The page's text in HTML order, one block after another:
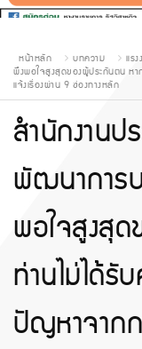
หน้าหลัก บทความ แรง
พึงพอใจสูงสุดของผู้ประกันตน ห
แจ้งเรื่องผ่าน 9 ช่องทางหลัก
สำนักงานป
พัฒนาการ
พอใจสูงสุ
ท่านไม่ได้รั
ปัญหาจากก